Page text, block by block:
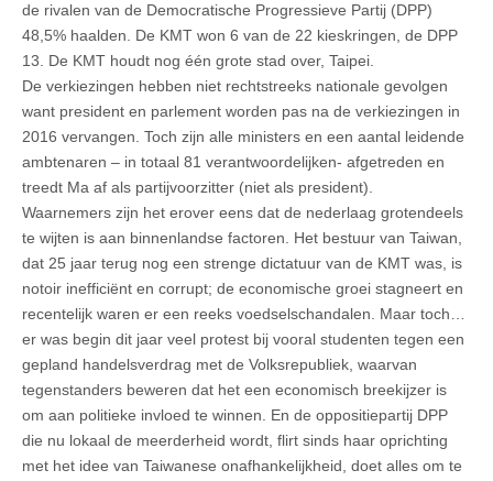
de rivalen van de Democratische Progressieve Partij (DPP)
48,5% haalden. De KMT won 6 van de 22 kieskringen, de DPP
13. De KMT houdt nog één grote stad over, Taipei.
De verkiezingen hebben niet rechtstreeks nationale gevolgen
want president en parlement worden pas na de verkiezingen in
2016 vervangen. Toch zijn alle ministers en een aantal leidende
ambtenaren – in totaal 81 verantwoordelijken- afgetreden en
treedt Ma af als partijvoorzitter (niet als president).
Waarnemers zijn het erover eens dat de nederlaag grotendeels
te wijten is aan binnenlandse factoren. Het bestuur van Taiwan,
dat 25 jaar terug nog een strenge dictatuur van de KMT was, is
notoir inefficiënt en corrupt; de economische groei stagneert en
recentelijk waren er een reeks voedselschandalen. Maar toch…
er was begin dit jaar veel protest bij vooral studenten tegen een
gepland handelsverdrag met de Volksrepubliek, waarvan
tegenstanders beweren dat het een economisch breekijzer is
om aan politieke invloed te winnen. En de oppositiepartij DPP
die nu lokaal de meerderheid wordt, flirt sinds haar oprichting
met het idee van Taiwanese onafhankelijkheid, doet alles om te